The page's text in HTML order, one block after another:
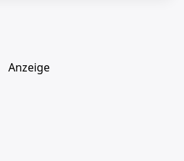
Anzeige